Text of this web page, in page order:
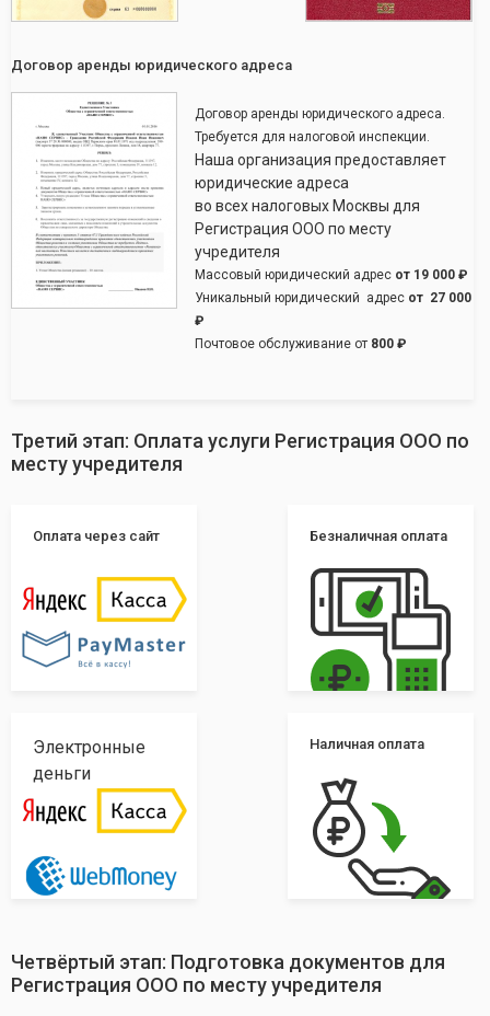
Договор аренды юридического адреса
Договор аренды юридического адреса.
Требуется для налоговой инспекции.
Наша организация предоставляет
юридические адреса
во всех налоговых Москвы для
Регистрация ООО по месту
учредителя
Массовый юридический адрес от 19 000 ₽
Уникальный юридический адрес от 27 000
₽
Почтовое обслуживание от 800 ₽
Третий этап: Оплата услуги Регистрация ООО по
месту учредителя
Оплата через сайт Безналичная оплата
Электронные
деньги
Наличная оплата
Четвёртый этап: Подготовка документов для
Регистрация ООО по месту учредителя